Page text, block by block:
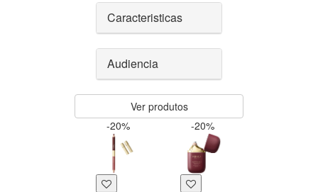
Caracteristicas
Audiencia
Ver produtos
-20%
-20%